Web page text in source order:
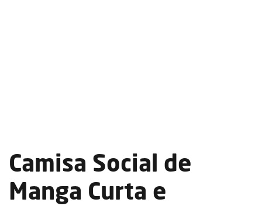
Camisa Social de
Manga Curta e